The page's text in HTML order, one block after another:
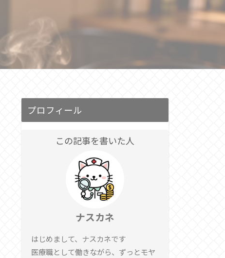
プロフィール
この記事を書いた人
ナスカネ
はじめまして、ナスカネです
医療職として働きながら、ずっとモヤ